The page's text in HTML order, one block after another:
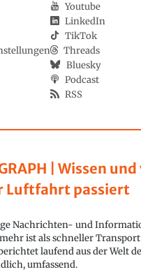
| Wissen
Luftfahrt passiert
Nachrichten- und
ist als schneller
laufend aus der Welt
umfassend.
Youtube
LinkedIn
TikTok
Threads
Bluesky
Podcast
RSS